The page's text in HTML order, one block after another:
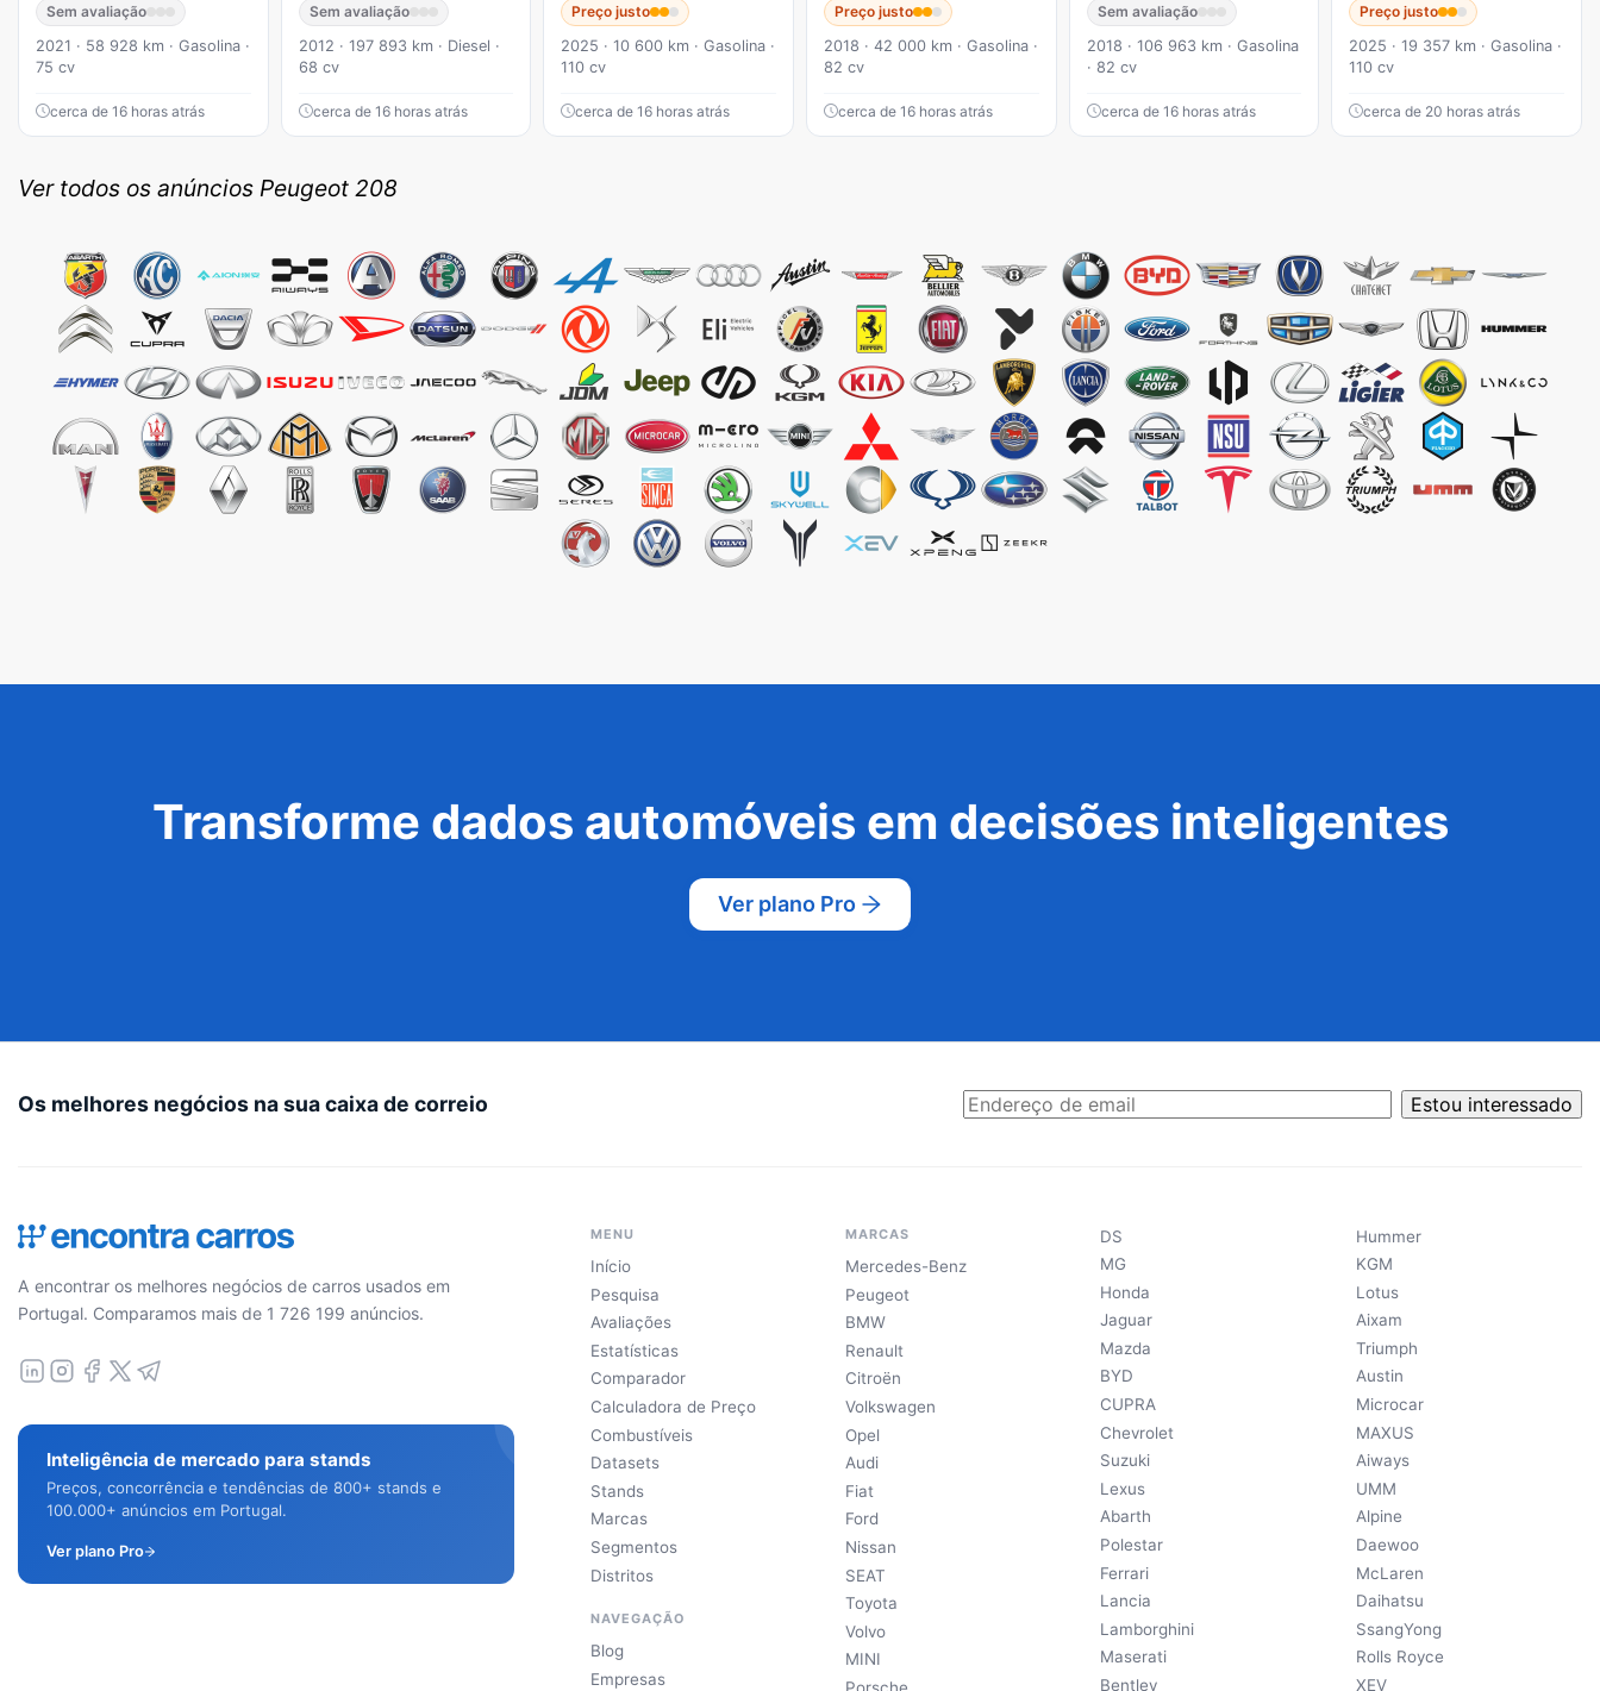
Sem avaliação
2021 · 58 928 km · Gasolina ·
75 cv
cerca de 16 horas atrás
Sem avaliação
2012 · 197 893 km · Diesel ·
68 cv
cerca de 16 horas atrás
Preço justo
2025 · 10 600 km · Gasolina ·
110 cv
cerca de 16 horas atrás
Preço justo
2018 · 42 000 km · Gasolina ·
82 cv
cerca de 16 horas atrás
Sem avaliação
2018 · 106 963 km · Gasolina
· 82 cv
cerca de 16 horas atrás
Preço justo
2025 · 19 357 km · Gasolina ·
110 cv
cerca de 20 horas atrás
Ver todos os anúncios Peugeot 208
Transforme dados automóveis em decisões inteligentes
Ver plano Pro
Os melhores negócios na sua caixa de correio Estou interessado
A encontrar os melhores negócios de carros usados em
Portugal. Comparamos mais de 1 726 199 anúncios.
Inteligência de mercado para stands
Preços, concorrência e tendências de 800+ stands e
100.000+ anúncios em Portugal.
Ver plano Pro
MENU
Início
Pesquisa
Avaliações
Estatísticas
Comparador
Calculadora de Preço
Combustíveis
Datasets
Stands
Marcas
Segmentos
Distritos
NAVEGAÇÃO
Blog
Empresas
MARCAS
Mercedes-Benz
Peugeot
BMW
Renault
Citroën
Volkswagen
Opel
Audi
Fiat
Ford
Nissan
SEAT
Toyota
Volvo
MINI
DS
MG
Honda
Jaguar
Mazda
BYD
CUPRA
Chevrolet
Suzuki
Lexus
Abarth
Polestar
Ferrari
Lancia
Lamborghini
Maserati
Bentley
Hummer
KGM
Lotus
Aixam
Triumph
Austin
Microcar
MAXUS
Aiways
UMM
Alpine
Daewoo
McLaren
Daihatsu
SsangYong
Rolls Royce
XEV